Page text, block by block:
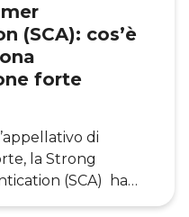
hanno già
le modalità
Inoltre, si
anche altre
come i Software
&#8
(SCA): cos’è
forte
di
la Strong
(SCA) ha
l’identità di un